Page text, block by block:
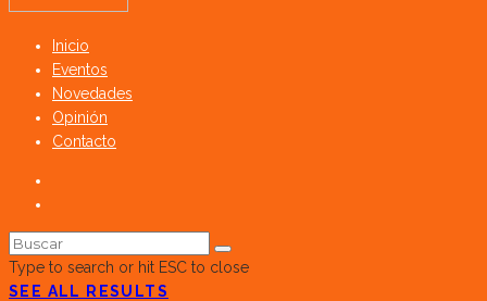
Inicio
Eventos
Novedades
Opinión
Contacto
Type to search or hit ESC to close
SEE ALL RESULTS